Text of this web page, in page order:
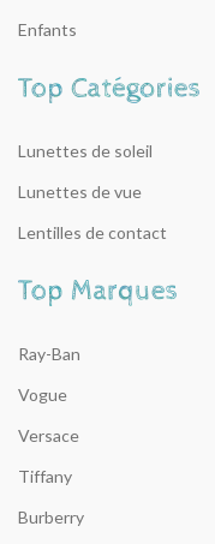
Enfants
Lunettes de soleil
Lunettes de vue
Lentilles de contact
Ray-Ban
Vogue
Versace
Tiffany
Burberry